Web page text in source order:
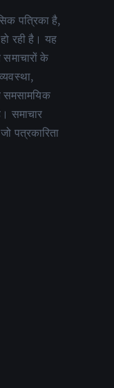
पत्रिका है,
रही है। यह
समाचारों के
समसामयिक
समाचार
पत्रकारिता